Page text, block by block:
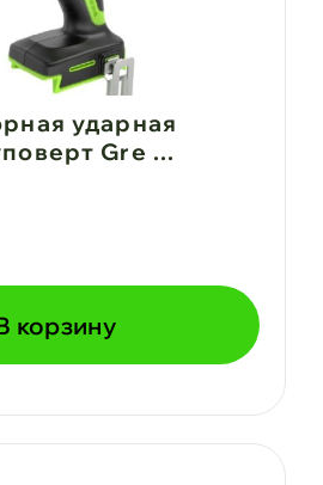
ударная
Gre ...
корзину